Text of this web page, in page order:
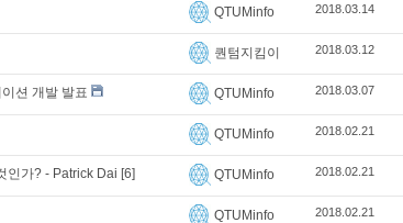
QTUMinfo 2018.03.14
퀀텀지킴이 2018.03.12
션 개발 발표 QTUMinfo 2018.03.07
QTUMinfo 2018.02.21
인가? - Patrick Dai [6] QTUMinfo 2018.02.21
QTUMinfo 2018.02.21